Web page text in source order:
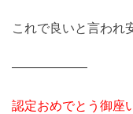
これで良いと言われ
——————
認定おめでとう御座